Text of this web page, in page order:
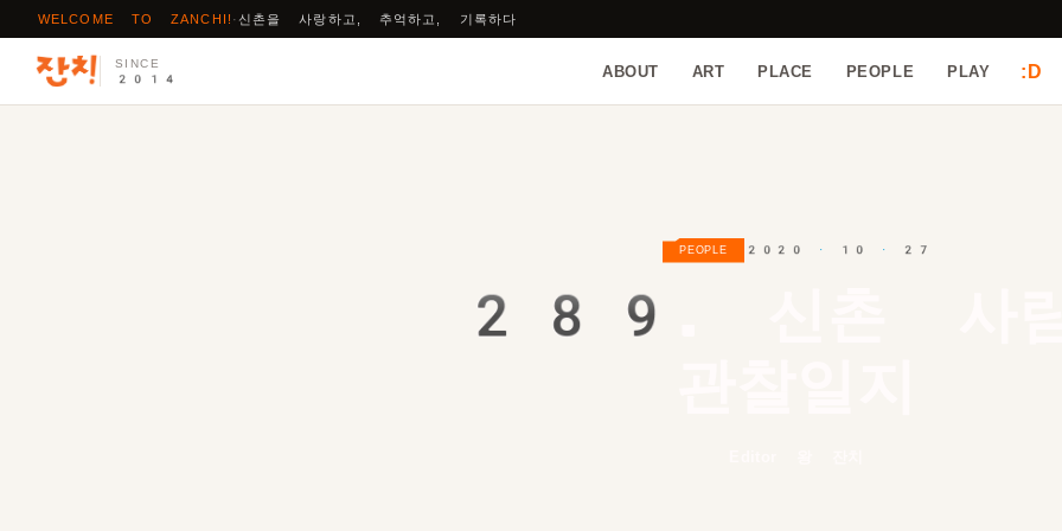
WELCOME TO ZANCHI! ·신촌을 사랑하고, 추억하고, 기록하다
SINCE
2014
ABOUT ART PLACE PEOPLE PLAY :D
PEOPLE 2020 · 10 · 27
289.